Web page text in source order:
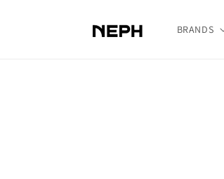
BRANDS